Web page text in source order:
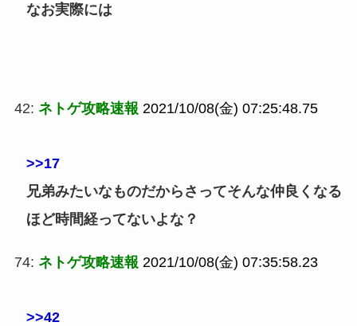
なお実際には
42: ネトゲ攻略速報 2021/10/08(金) 07:25:48.75
>>17
兄弟みたいなものだからさってそんな仲良くなる
ほど時間経ってないよな？
74: ネトゲ攻略速報 2021/10/08(金) 07:35:58.23
>>42